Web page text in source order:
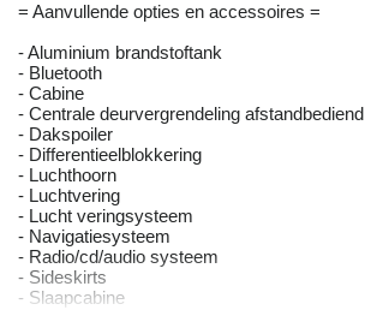
= Aanvullende opties en accessoires =
- Aluminium brandstoftank
- Bluetooth
- Cabine
- Centrale deurvergrendeling afstandbediend
- Dakspoiler
- Differentieelblokkering
- Luchthoorn
- Luchtvering
- Lucht veringsysteem
- Navigatiesysteem
- Radio/cd/audio systeem
- Sideskirts
- Slaapcabine